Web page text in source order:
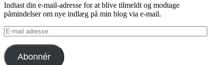
Indtast din e-mail-adresse for at blive tilmeldt og modtage
påmindelser om nye indlæg på min blog via e-mail.
E-
mail
adresse
Abonnér